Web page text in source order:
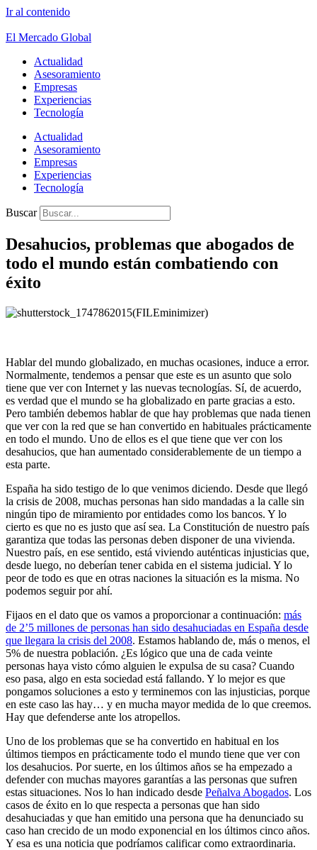
Ir al contenido
El Mercado Global
Actualidad
Asesoramiento
Empresas
Experiencias
Tecnología
Actualidad
Asesoramiento
Empresas
Experiencias
Tecnología
Buscar
Desahucios, problemas que abogados de
todo el mundo están combatiendo con
éxito
Hablar del mundo globalizado, en muchas ocasiones, induce a error.
Normalmente, tendemos a pensar que este es un asunto que solo
tiene que ver con Internet y las nuevas tecnologías. Sí, de acuerdo,
es verdad que el mundo se ha globalizado en parte gracias a esto.
Pero también debemos hablar de que hay problemas que nada tienen
que ver con la red que se han convertido en habituales prácticamente
en todo el mundo. Uno de ellos es el que tiene que ver con los
desahucios, que han aumentado considerablemente de un tiempo a
esta parte.
España ha sido testigo de lo que venimos diciendo. Desde que llegó
la crisis de 2008, muchas personas han sido mandadas a la calle sin
ningún tipo de miramiento por entidades como los bancos. Y lo
cierto es que no es justo que así sea. La Constitución de nuestro país
garantiza que todas las personas deben disponer de una vivienda.
Nuestro país, en ese sentido, está viviendo auténticas injusticias que,
desde luego, no deberían tener cabida en el sistema judicial. Y lo
peor de todo es que en otras naciones la situación es la misma. No
podemos seguir por ahí.
Fijaos en el dato que os vamos a proporcionar a continuación: más
de 2’5 millones de personas han sido desahuciadas en España desde
que llegara la crisis del 2008. Estamos hablando de, más o menos, el
5% de nuestra población. ¿Es lógico que una de cada veinte
personas haya visto cómo alguien le expulsa de su casa? Cuando
eso pasa, algo en esta sociedad está fallando. Y lo mejor es que
pongamos soluciones a esto y terminemos con las injusticias, porque
en este caso las hay… y en mucha mayor medida de lo que creemos.
Hay que defenderse ante los atropellos.
Uno de los problemas que se ha convertido en habitual en los
últimos tiempos en prácticamente todo el mundo tiene que ver con
los desahucios. Por suerte, en los últimos años se ha empezado a
defender con muchas mayores garantías a las personas que sufren
estas situaciones. Nos lo han indicado desde Peñalva Abogados. Los
casos de éxito en lo que respecta a personas que han sido
desahuciadas y que han emitido una persona que ha denunciado su
caso han crecido de un modo exponencial en los últimos cinco años.
Y esa es una noticia que podríamos calificar como extraordinaria.